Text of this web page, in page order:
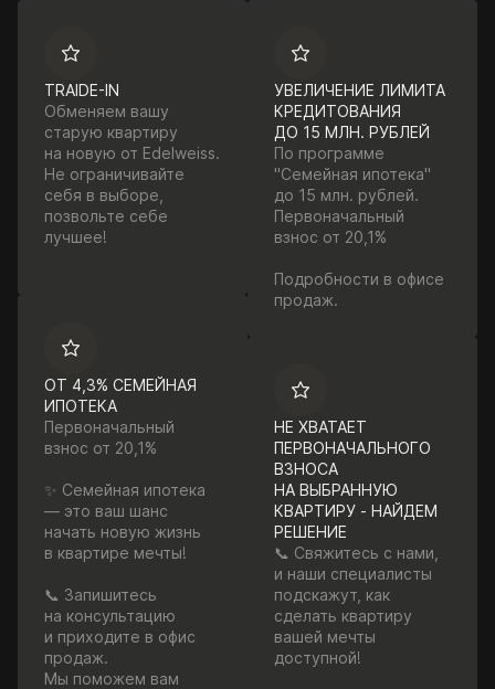
TRAIDE-IN
Обменяем вашу
старую квартиру
на новую от Edelweiss.
Не ограничивайте
себя в выборе,
позвольте себе
лучшее!
ОТ 4,3% СЕМЕЙНАЯ
ИПОТЕКА
Первоначальный
взнос от 20,1%
✨ Семейная ипотека
— это ваш шанс
начать новую жизнь
в квартире мечты!
📞 Запишитесь
на консультацию
и приходите в офис
продаж.
Мы поможем вам
УВЕЛИЧЕНИЕ ЛИМИТА
КРЕДИТОВАНИЯ
ДО 15 МЛН. РУБЛЕЙ
По программе
"Семейная ипотека"
до 15 млн. рублей.
Первоначальный
взнос от 20,1%
Подробности в офисе
продаж.
НЕ ХВАТАЕТ
ПЕРВОНАЧАЛЬНОГО
ВЗНОСА
НА ВЫБРАННУЮ
КВАРТИРУ - НАЙДЕМ
РЕШЕНИЕ
📞 Свяжитесь с нами,
и наши специалисты
подскажут, как
сделать квартиру
вашей мечты
доступной!